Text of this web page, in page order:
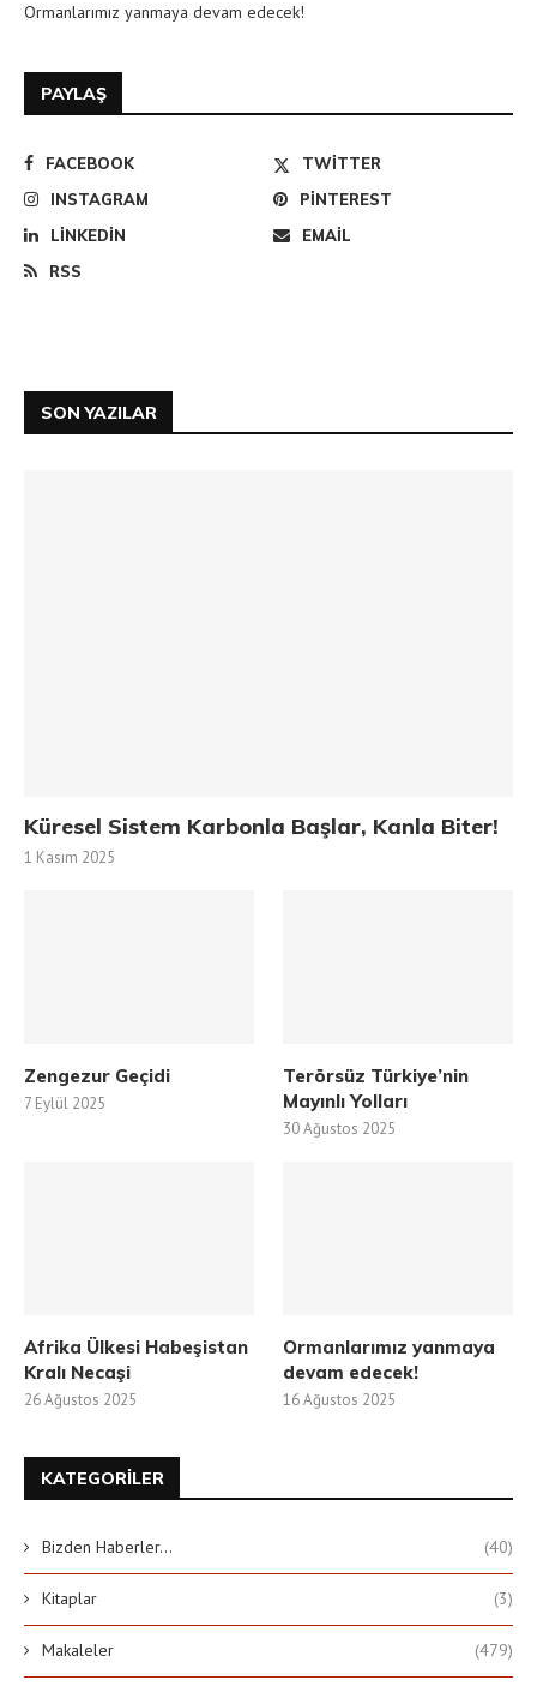
Ormanlarımız yanmaya devam edecek!
PAYLAŞ
FACEBOOK
TWITTER
INSTAGRAM
PINTEREST
LINKEDIN
EMAIL
RSS
SON YAZILAR
Küresel Sistem Karbonla Başlar, Kanla Biter!
1 Kasım 2025
Zengezur Geçidi
7 Eylül 2025
Terörsüz Türkiye’nin
Mayınlı Yolları
30 Ağustos 2025
Afrika Ülkesi Habeşistan
Kralı Necaşi
26 Ağustos 2025
Ormanlarımız yanmaya
devam edecek!
16 Ağustos 2025
KATEGORILER
Bizden Haberler… (40)
Kitaplar (3)
Makaleler (479)